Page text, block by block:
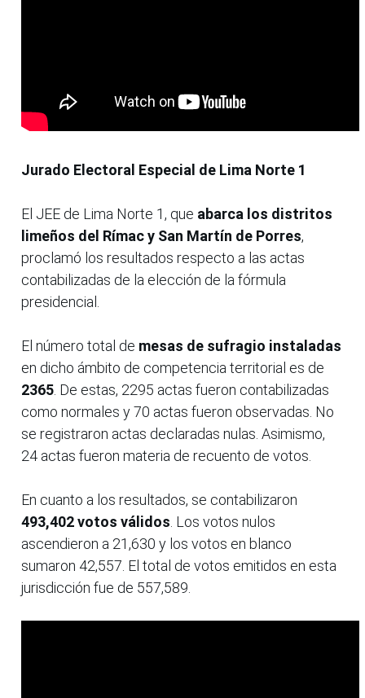
Jurado Electoral Especial de Lima Norte 1
El JEE de Lima Norte 1, que abarca los distritos
limeños del Rímac y San Martín de Porres,
proclamó los resultados respecto a las actas
contabilizadas de la elección de la fórmula
presidencial.
El número total de mesas de sufragio instaladas
en dicho ámbito de competencia territorial es de
2365 . De estas, 2295 actas fueron contabilizadas
como normales y 70 actas fueron observadas. No
se registraron actas declaradas nulas. Asimismo,
24 actas fueron materia de recuento de votos.
En cuanto a los resultados, se contabilizaron
493,402 votos válidos . Los votos nulos
ascendieron a 21,630 y los votos en blanco
sumaron 42,557. El total de votos emitidos en esta
jurisdicción fue de 557,589.